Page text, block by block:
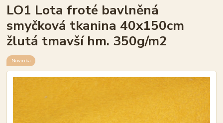
LO1 Lota froté bavlněná
smyčková tkanina 40x150cm
žlutá tmavší hm. 350g/m2
Novinka